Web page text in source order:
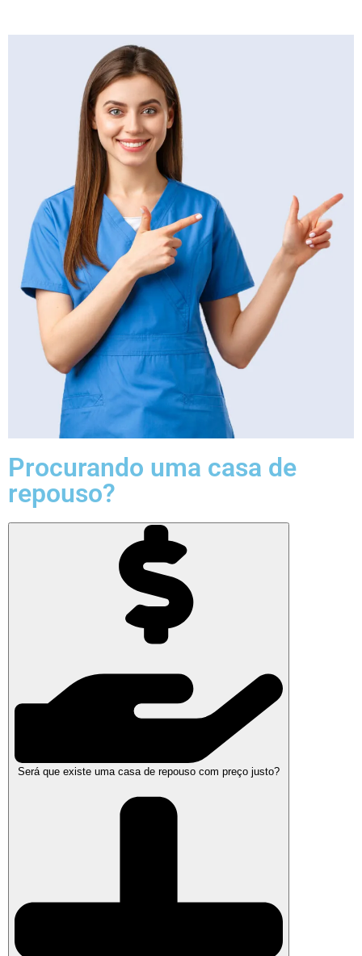
Procurando uma casa de
repouso?
Será que existe uma casa de repouso com preço justo?